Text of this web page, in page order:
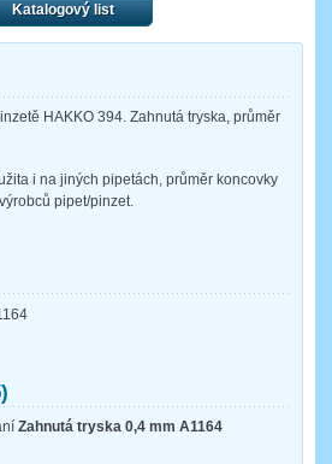
Katalogový list
HAKKO 394. Zahnutá tryska, průměr
i na jiných pipetách, průměr koncovky
pipet/pinzet.
Zahnutá tryska 0,4 mm A1164